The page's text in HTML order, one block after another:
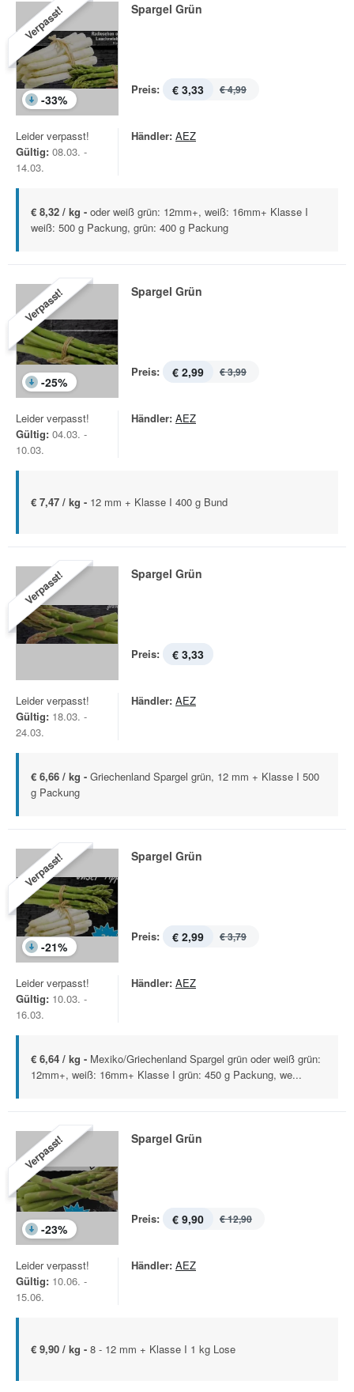
Verpasst!
-33%
Spargel Grün
Preis: € 3,33 € 4,99
Leider verpasst!
Gültig: 08.03. -
14.03.
Händler: AEZ
€ 8,32 / kg - oder weiß grün: 12mm+, weiß: 16mm+ Klasse I
weiß: 500 g Packung, grün: 400 g Packung
Verpasst!
-25%
Spargel Grün
Preis: € 2,99 € 3,99
Leider verpasst!
Gültig: 04.03. -
10.03.
Händler: AEZ
€ 7,47 / kg - 12 mm + Klasse I 400 g Bund
Verpasst! Spargel Grün
Preis: € 3,33
Leider verpasst!
Gültig: 18.03. -
24.03.
Händler: AEZ
€ 6,66 / kg - Griechenland Spargel grün, 12 mm + Klasse I 500
g Packung
Verpasst!
-21%
Spargel Grün
Preis: € 2,99 € 3,79
Leider verpasst!
Gültig: 10.03. -
16.03.
Händler: AEZ
€ 6,64 / kg - Mexiko/Griechenland Spargel grün oder weiß grün:
12mm+, weiß: 16mm+ Klasse I grün: 450 g Packung, we...
Verpasst!
-23%
Spargel Grün
Preis: € 9,90 € 12,90
Leider verpasst!
Gültig: 10.06. -
15.06.
Händler: AEZ
€ 9,90 / kg - 8 - 12 mm + Klasse I 1 kg Lose